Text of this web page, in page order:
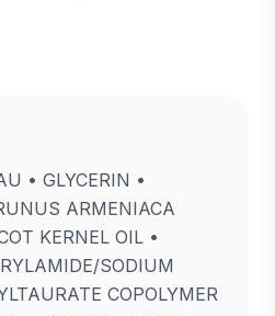
• GLYCERIN •
ARMENIACA
KERNEL OIL •
SODIUM
COPOLYMER